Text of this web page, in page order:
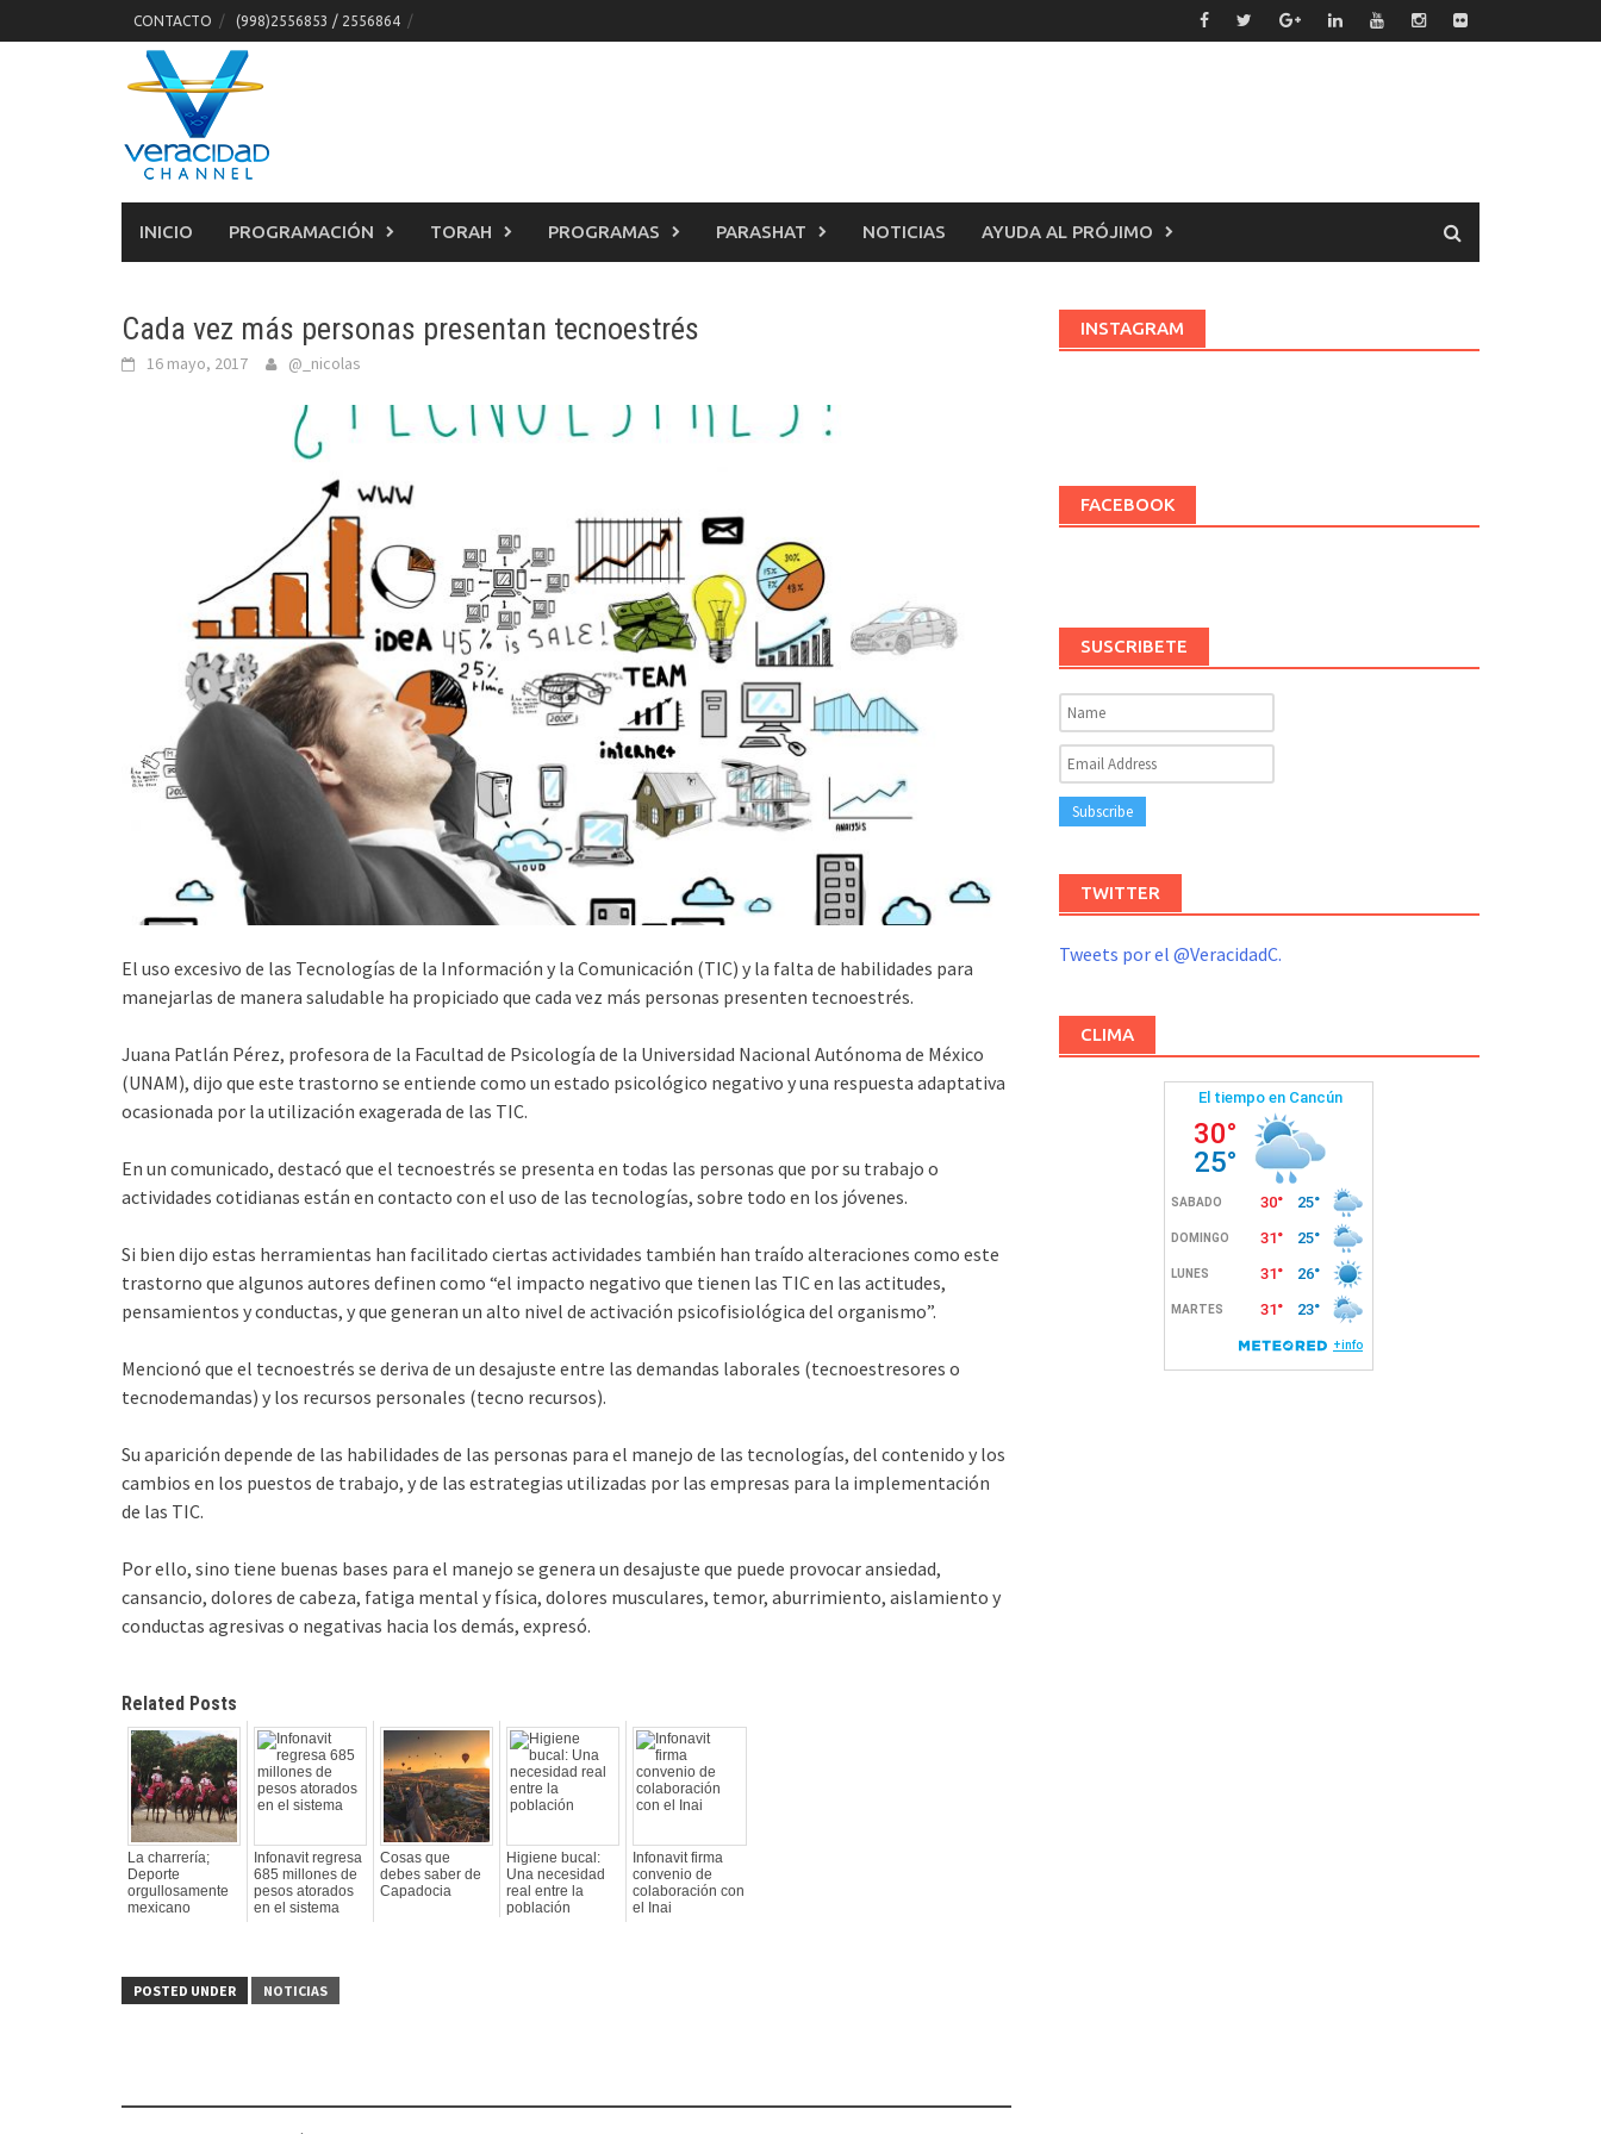
to
CONTACTO (998)2556853 / 2556864
INICIO PROGRAMACIÓN TORAH PROGRAMAS PARASHAT NOTICIAS AYUDA AL PRÓJIMO
Cada vez más personas presentan tecnoestrés
16 mayo, 2017 @_nicolas
El uso excesivo de las Tecnologías de la Información y la Comunicación (TIC) y la falta de habilidades para
manejarlas de manera saludable ha propiciado que cada vez más personas presenten tecnoestrés.
Juana Patlán Pérez, profesora de la Facultad de Psicología de la Universidad Nacional Autónoma de México
(UNAM), dijo que este trastorno se entiende como un estado psicológico negativo y una respuesta adaptativa
ocasionada por la utilización exagerada de las TIC.
En un comunicado, destacó que el tecnoestrés se presenta en todas las personas que por su trabajo o
actividades cotidianas están en contacto con el uso de las tecnologías, sobre todo en los jóvenes.
Si bien dijo estas herramientas han facilitado ciertas actividades también han traído alteraciones como este
trastorno que algunos autores definen como “el impacto negativo que tienen las TIC en las actitudes,
pensamientos y conductas, y que generan un alto nivel de activación psicofisiológica del organismo”.
Mencionó que el tecnoestrés se deriva de un desajuste entre las demandas laborales (tecnoestresores o
tecnodemandas) y los recursos personales (tecno recursos).
Su aparición depende de las habilidades de las personas para el manejo de las tecnologías, del contenido y los
cambios en los puestos de trabajo, y de las estrategias utilizadas por las empresas para la implementación
de las TIC.
Por ello, sino tiene buenas bases para el manejo se genera un desajuste que puede provocar ansiedad,
cansancio, dolores de cabeza, fatiga mental y física, dolores musculares, temor, aburrimiento, aislamiento y
conductas agresivas o negativas hacia los demás, expresó.
Related Posts
La charrería;
Deporte
orgullosamente
mexicano
Infonavit regresa
685 millones de
pesos atorados
en el sistema
Cosas que
debes saber de
Capadocia
Higiene bucal:
Una necesidad
real entre la
población
Infonavit firma
convenio de
colaboración con
el Inai
POSTED UNDER NOTICIAS
INSTAGRAM
FACEBOOK
SUSCRIBETE
TWITTER
Tweets por el @VeracidadC.
CLIMA